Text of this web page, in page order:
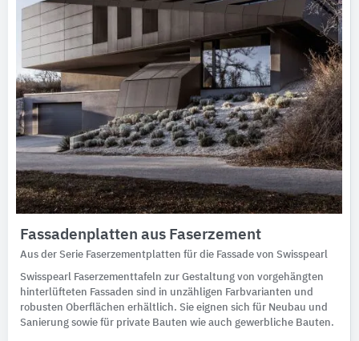
Fassadenplatten aus Faserzement
Aus der Serie Faserzementplatten für die Fassade von Swisspearl
Swisspearl Faserzementtafeln zur Gestaltung von vorgehängten
hinterlüfteten Fassaden sind in unzähligen Farbvarianten und
robusten Oberflächen erhältlich. Sie eignen sich für Neubau und
Sanierung sowie für private Bauten wie auch gewerbliche Bauten.